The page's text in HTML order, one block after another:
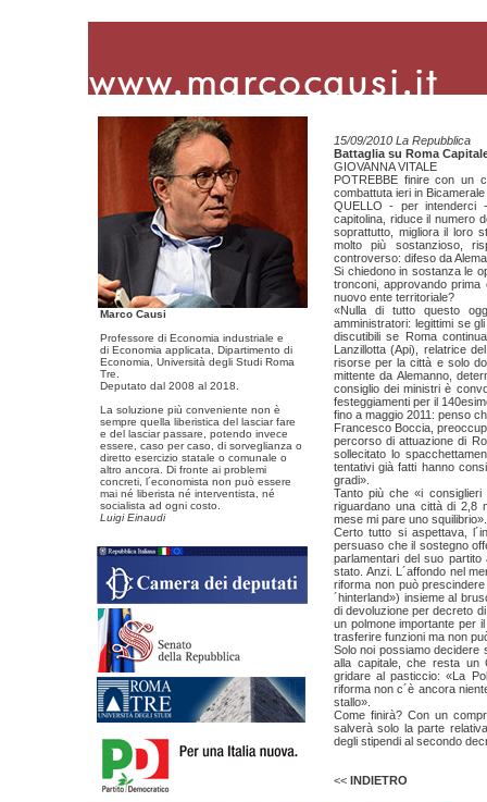
Marco Causi
Professore di Economia industriale e
di Economia applicata, Dipartimento di
Economia, Università degli Studi Roma
Tre.
Deputato dal 2008 al 2018.
La soluzione più conveniente non è
sempre quella liberistica del lasciar fare
e del lasciar passare, potendo invece
essere, caso per caso, di sorveglianza o
diretto esercizio statale o comunale o
altro ancora. Di fronte ai problemi
concreti, l´economista non può essere
mai né liberista né interventista, né
socialista ad ogni costo.
Luigi Einaudi
15/09/2010 La Repubblica
Battaglia su Roma
GIOVANNA VITALE
POTREBBE finire con un
combattuta ieri in
QUELLO - per intenderci
capitolina, riduce il numero
soprattutto, migliora il loro
molto più sostanzioso,
controverso: difeso da
Si chiedono in sostanza le
tronconi, approvando
nuovo ente territoriale?
«Nulla di tutto questo
amministratori: legittimi se
discutibili se Roma
Lanzillotta (Api), relatrice
risorse per la città e solo
mittente da Alemanno,
consiglio dei ministri è
festeggiamenti per il
fino a maggio 2011: penso
Francesco Boccia,
percorso di attuazione di
sollecitato lo
tentativi già fatti hanno
gradi».
Tanto più che «i
riguardano una città di 2,8
mese mi pare uno squilibrio».
Certo tutto si aspettava,
persuaso che il sostegno
parlamentari del suo
stato. Anzi. L´affondo nel
riforma non può
´hinterland») insieme al
di devoluzione per decreto
un polmone importante per
trasferire funzioni ma non
Solo noi possiamo decidere
alla capitale, che resta un
gridare al pasticcio: «La
riforma non c´è ancora
stallo».
Come finirà? Con un
salverà solo la parte
degli stipendi al secondo
<< INDIETRO